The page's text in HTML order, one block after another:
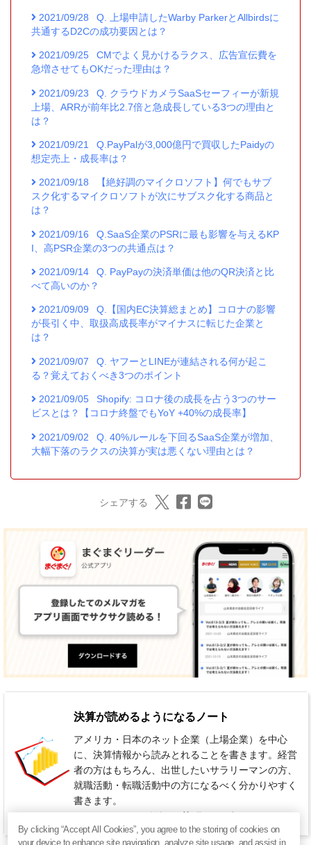
2021/09/28
Q. 上場申請したWarby ParkerとAllbirdsに
共通するD2Cの成功要因とは？
2021/09/25
CMでよく見かけるラクス、広告宣伝費を
急増させてもOKだった理由は？
2021/09/23
Q. クラウドカメラSaaSセーフィーが新規
上場、ARRが前年比2.7倍と急成長している3つの理由と
は？
2021/09/21
Q.PayPalが3,000億円で買収したPaidyの
想定売上・成長率は？
2021/09/18
【絶好調のマイクロソフト】何でもサブ
スク化するマイクロソフトが次にサブスク化する商品と
は？
2021/09/16
Q.SaaS企業のPSRに最も影響を与えるKP
I、高PSR企業の3つの共通点は？
2021/09/14
Q. PayPayの決済単価は他のQR決済と比
べて高いのか？
2021/09/09
Q.【国内EC決算総まとめ】コロナの影響
が長引く中、取扱高成長率がマイナスに転じた企業と
は？
2021/09/07
Q. ヤフーとLINEが連結される何が起こ
る？覚えておくべき3つのポイント
2021/09/05
Shopify: コロナ後の成長を占う3つのサー
ビスとは？【コロナ終盤でもYoY +40%の成長率】
2021/09/02
Q. 40%ルールを下回るSaaS企業が増加、
大幅下落のラクスの決算が実は悪くない理由とは？
シェアする
決算が読めるようになるノート
アメリカ・日本のネット企業（上場企業）を中心
に、決算情報から読みとれることを書きます。経営
者の方はもちろん、出世したいサラリーマンの方、
就職活動・転職活動中の方になるべく分かりやすく
書きます。
By clicking “Accept All Cookies”, you agree to the storing of cookies on
your device to enhance site navigation, analyze site usage, and assist in